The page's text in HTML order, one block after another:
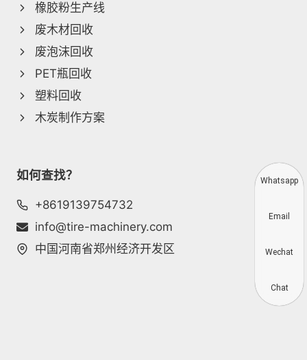
橡胶粉生产线
废木材回收
废泡沫回收
PET瓶回收
塑料回收
木炭制作方案
如何查找？
+8619139754732
info@tire-machinery.com
中国河南省郑州经济开发区
Whatsapp
Email
Wechat
Chat